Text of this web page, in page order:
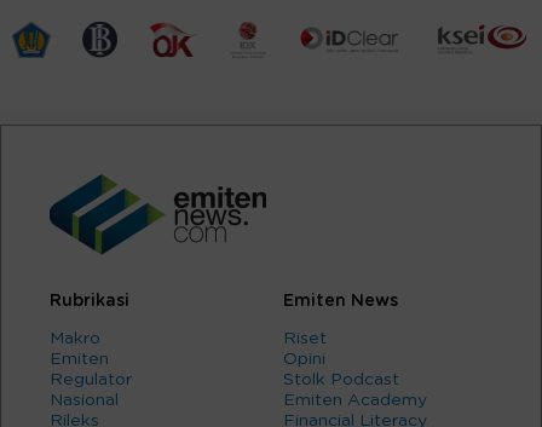
Rubrikasi
Makro
Emiten
Regulator
Nasional
Rileks
Emiten News
Riset
Opini
Stolk Podcast
Emiten Academy
Financial Literacy